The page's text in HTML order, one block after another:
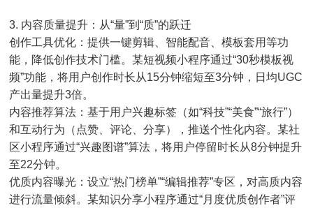
3. 内容质量提升：从“量”到“质”的跃迁
创作工具优化：提供一键剪辑、智能配音、模板套用等功
能，降低创作技术门槛。某短视频小程序通过“30秒模板视
频”功能，将用户创作时长从15分钟缩短至3分钟，日均UGC
产出量提升3倍。
内容推荐算法：基于用户兴趣标签（如“科技”“美食”“旅行”）
和互动行为（点赞、评论、分享），推送个性化内容。某社
区小程序通过“兴趣图谱”算法，将用户停留时长从8分钟提升
至22分钟。
优质内容曝光：设立“热门榜单”“编辑推荐”专区，对高质内容
进行流量倾斜。某知识分享小程序通过“月度优质创作者”评